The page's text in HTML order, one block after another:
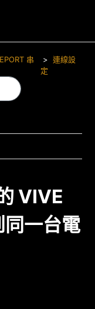
串
連線設
定
VIVE
一台電